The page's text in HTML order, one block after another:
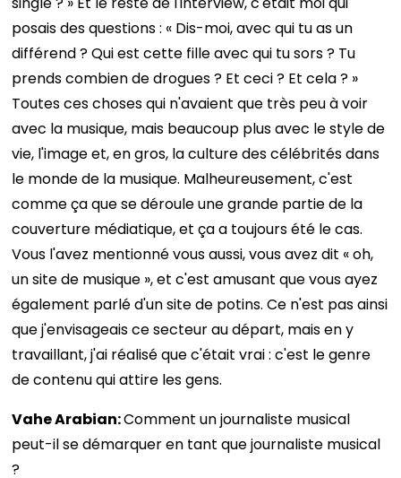
posais des questions : « Dis-moi, avec qui tu as un
différend ? Qui est cette fille avec qui tu sors ? Tu
prends combien de drogues ? Et ceci ? Et cela ? »
Toutes ces choses qui n'avaient que très peu à voir
avec la musique, mais beaucoup plus avec le style de
vie, l'image et, en gros, la culture des célébrités dans
le monde de la musique. Malheureusement, c'est
comme ça que se déroule une grande partie de la
couverture médiatique, et ça a toujours été le cas.
Vous l'avez mentionné vous aussi, vous avez dit « oh,
un site de musique », et c'est amusant que vous ayez
également parlé d'un site de potins. Ce n'est pas ainsi
que j'envisageais ce secteur au départ, mais en y
travaillant, j'ai réalisé que c'était vrai : c'est le genre
de contenu qui attire les gens.
Vahe Arabian:Comment un journaliste musical
peut-il se démarquer en tant que journaliste musical
?